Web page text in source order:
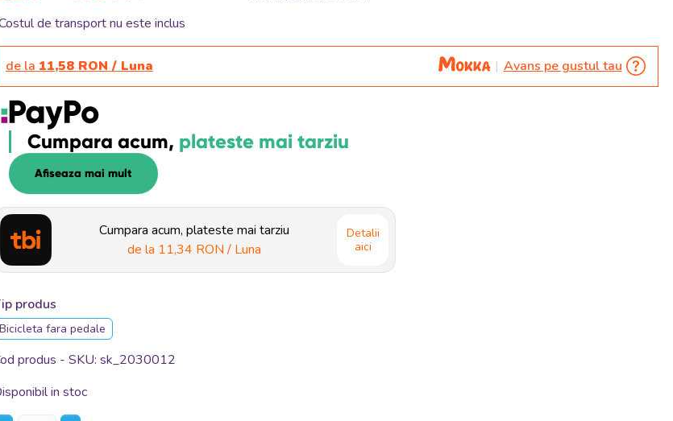
de transport nu este inclus
de la 11,58 RON / Luna Avans pe gustul tau
Cumpara acum, plateste mai tarziu
Afiseaza mai mult
Cumpara acum, plateste mai tarziu
de la 11,34 RON / Luna
Detalii
aici
produs
Bicicleta fara pedale
produs - SKU sk_2030012
in stoc